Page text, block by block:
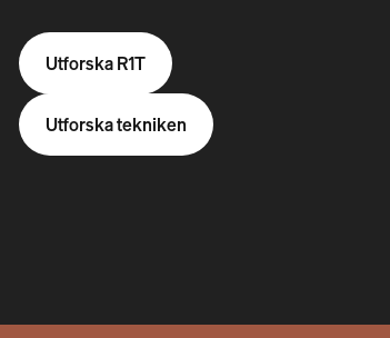
Utforska R1T
Utforska tekniken